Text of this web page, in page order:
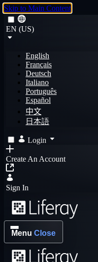
Skip to Main Content
EN (US)
English
Français
Deutsch
Italiano
Português
Español
中文
日本語
Login
Create An Account
Sign In
Menu Close